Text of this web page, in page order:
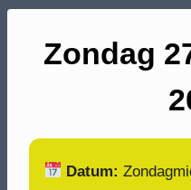
Zondag
Datum: